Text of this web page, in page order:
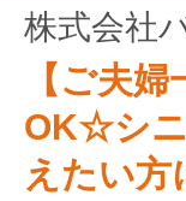
株式会社
【ご夫
OK☆シ
えたい方